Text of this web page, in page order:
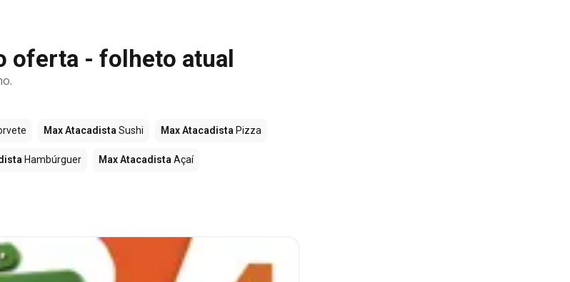
oferta - folheto atual
Max Atacadista Sushi Max Atacadista Pizza
Hambúrguer Max Atacadista Açaí